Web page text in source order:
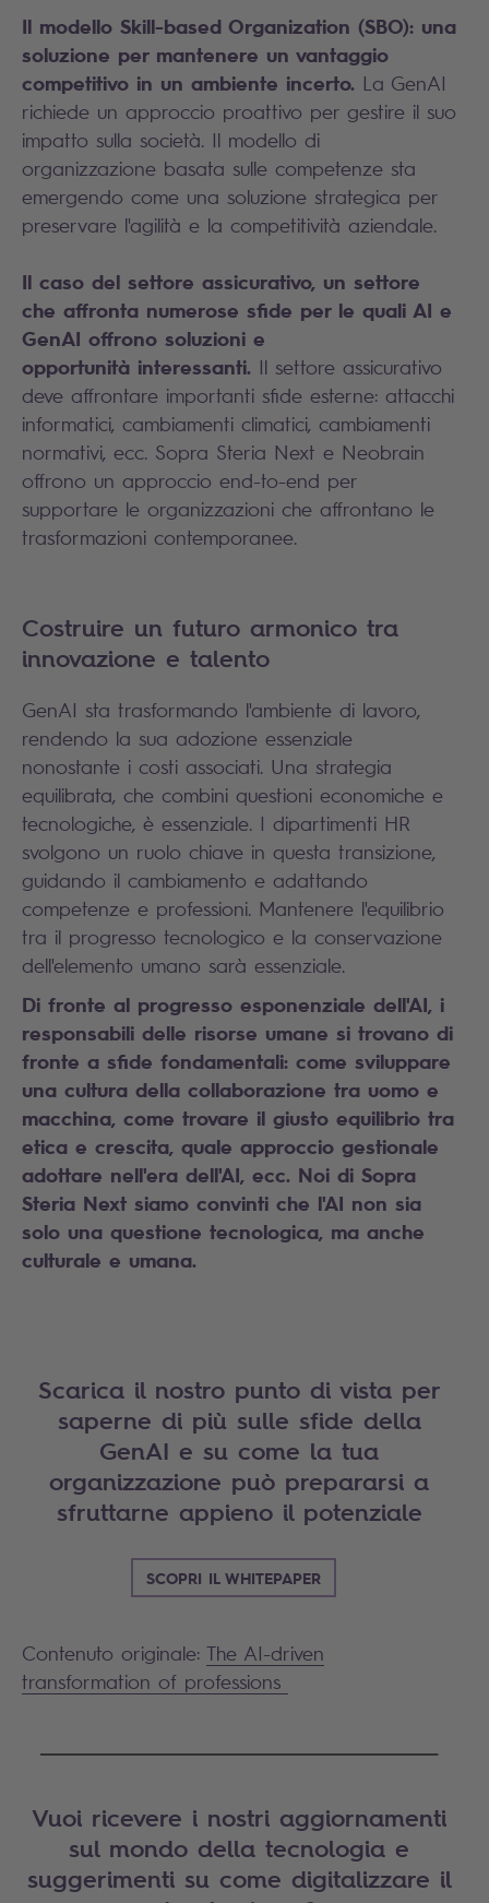
Il modello Skill-based Organization (SBO): una
soluzione per mantenere un vantaggio
competitivo in un ambiente incerto. La GenAI
richiede un approccio proattivo per gestire il suo
impatto sulla società. Il modello di
organizzazione basata sulle competenze sta
emergendo come una soluzione strategica per
preservare l'agilità e la competitività aziendale.
Il caso del settore assicurativo, un settore
che affronta numerose sfide per le quali AI e
GenAI offrono soluzioni e
opportunità interessanti. Il settore assicurativo
deve affrontare importanti sfide esterne: attacchi
informatici, cambiamenti climatici, cambiamenti
normativi, ecc. Sopra Steria Next e Neobrain
offrono un approccio end-to-end per
supportare le organizzazioni che affrontano le
trasformazioni contemporanee.
Costruire un futuro armonico tra
innovazione e talento
GenAI sta trasformando l'ambiente di lavoro,
rendendo la sua adozione essenziale
nonostante i costi associati. Una strategia
equilibrata, che combini questioni economiche e
tecnologiche, è essenziale. I dipartimenti HR
svolgono un ruolo chiave in questa transizione,
guidando il cambiamento e adattando
competenze e professioni. Mantenere l'equilibrio
tra il progresso tecnologico e la conservazione
dell'elemento umano sarà essenziale.
Di fronte al progresso esponenziale dell'AI, i
responsabili delle risorse umane si trovano di
fronte a sfide fondamentali: come sviluppare
una cultura della collaborazione tra uomo e
macchina, come trovare il giusto equilibrio tra
etica e crescita, quale approccio gestionale
adottare nell'era dell'AI, ecc. Noi di Sopra
Steria Next siamo convinti che l'AI non sia
solo una questione tecnologica, ma anche
culturale e umana.
Scarica il nostro punto di vista per
saperne di più sulle sfide della
GenAI e su come la tua
organizzazione può prepararsi a
sfruttarne appieno il potenziale
SCOPRI IL WHITEPAPER
Contenuto originale: The AI-driven
transformation of professions
Vuoi ricevere i nostri aggiornamenti
sul mondo della tecnologia e
suggerimenti su come digitalizzare il